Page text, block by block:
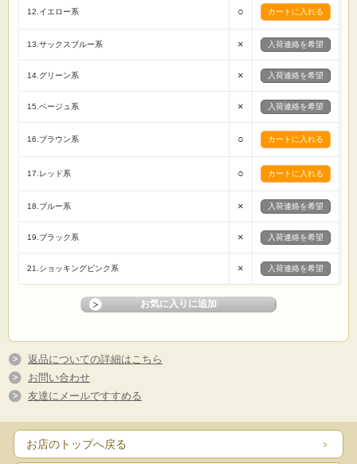
12.イエロー系 ○
13.サックスブルー系 × 入荷連絡を希望
14.グリーン系 × 入荷連絡を希望
15.ベージュ系 × 入荷連絡を希望
16.ブラウン系 ○
17.レッド系 ○
18.ブルー系 × 入荷連絡を希望
19.ブラック系 × 入荷連絡を希望
21.ショッキングピンク系 × 入荷連絡を希望
返品についての詳細はこちら
お問い合わせ
友達にメールですすめる
お店のトップへ戻る